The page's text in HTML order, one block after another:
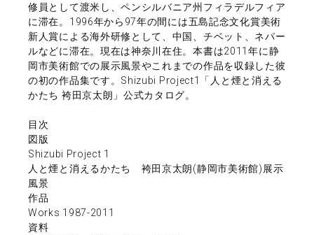
修員として渡米し、ペンシルバニア州フィラデルフィア
に滞在。1996年から97年の間には五島記念文化賞美術
新人賞による海外研修として、中国、チベット、ネパー
ルなどに滞在。現在は神奈川在住。本書は2011年に静
岡市美術館での展示風景やこれまでの作品を収録した彼
の初の作品集です。Shizubi Project1「人と煙と消える
かたち 袴田京太朗」公式カタログ。
目次
図版
Shizubi Project 1
人と煙と消えるかたち 袴田京太朗(静岡市美術館)展示
風景
作品
Works 1987-2011
資料